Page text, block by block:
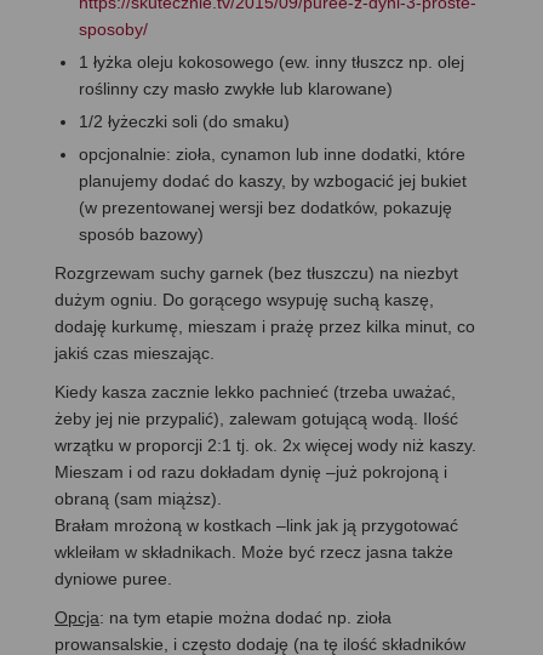
sposoby/
1 łyżka oleju kokosowego (ew. inny tłuszcz np. olej
roślinny czy masło zwykłe lub klarowane)
1/2 łyżeczki soli (do smaku)
opcjonalnie: zioła, cynamon lub inne dodatki, które
planujemy dodać do kaszy, by wzbogacić jej bukiet
(w prezentowanej wersji bez dodatków, pokazuję
sposób bazowy)
Rozgrzewam suchy garnek (bez tłuszczu) na niezbyt
dużym ogniu. Do gorącego wsypuję suchą kaszę,
dodaję kurkumę, mieszam i prażę przez kilka minut, co
jakiś czas mieszając.
Kiedy kasza zacznie lekko pachnieć (trzeba uważać,
żeby jej nie przypalić), zalewam gotującą wodą. Ilość
wrzątku w proporcji 2:1 tj. ok. 2x więcej wody niż kaszy.
Mieszam i od razu dokładam dynię –już pokrojoną i
obraną (sam miąższ).
Brałam mrożoną w kostkach –link jak ją przygotować
wkleiłam w składnikach. Może być rzecz jasna także
dyniowe puree.
Opcja: na tym etapie można dodać np. zioła
prowansalskie, i często dodaję (na tę ilość składników